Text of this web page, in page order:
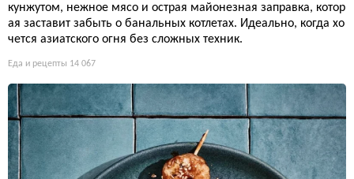
кунжутом, нежное мясо и острая майонезная заправка, котор
ая заставит забыть о банальных котлетах. Идеально, когда хо
чется азиатского огня без сложных техник.
Еда и рецепты 14 067